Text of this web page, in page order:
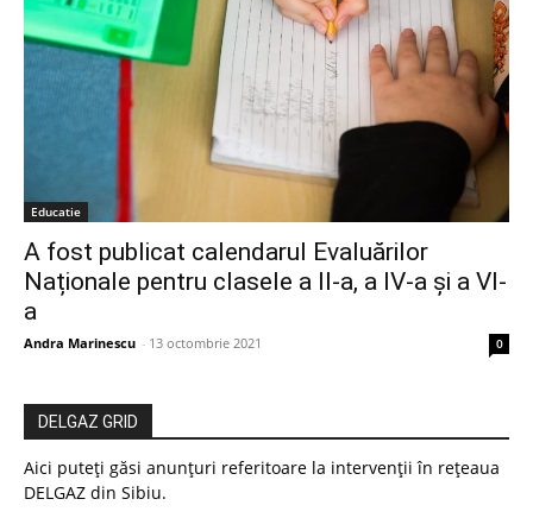
Educatie
A fost publicat calendarul Evaluărilor
Naționale pentru clasele a II-a, a IV-a și a VI-
a
Andra Marinescu - 13 octombrie 2021 0
DELGAZ GRID
Aici puteți găsi anunțuri referitoare la intervenții în rețeaua
DELGAZ din Sibiu.